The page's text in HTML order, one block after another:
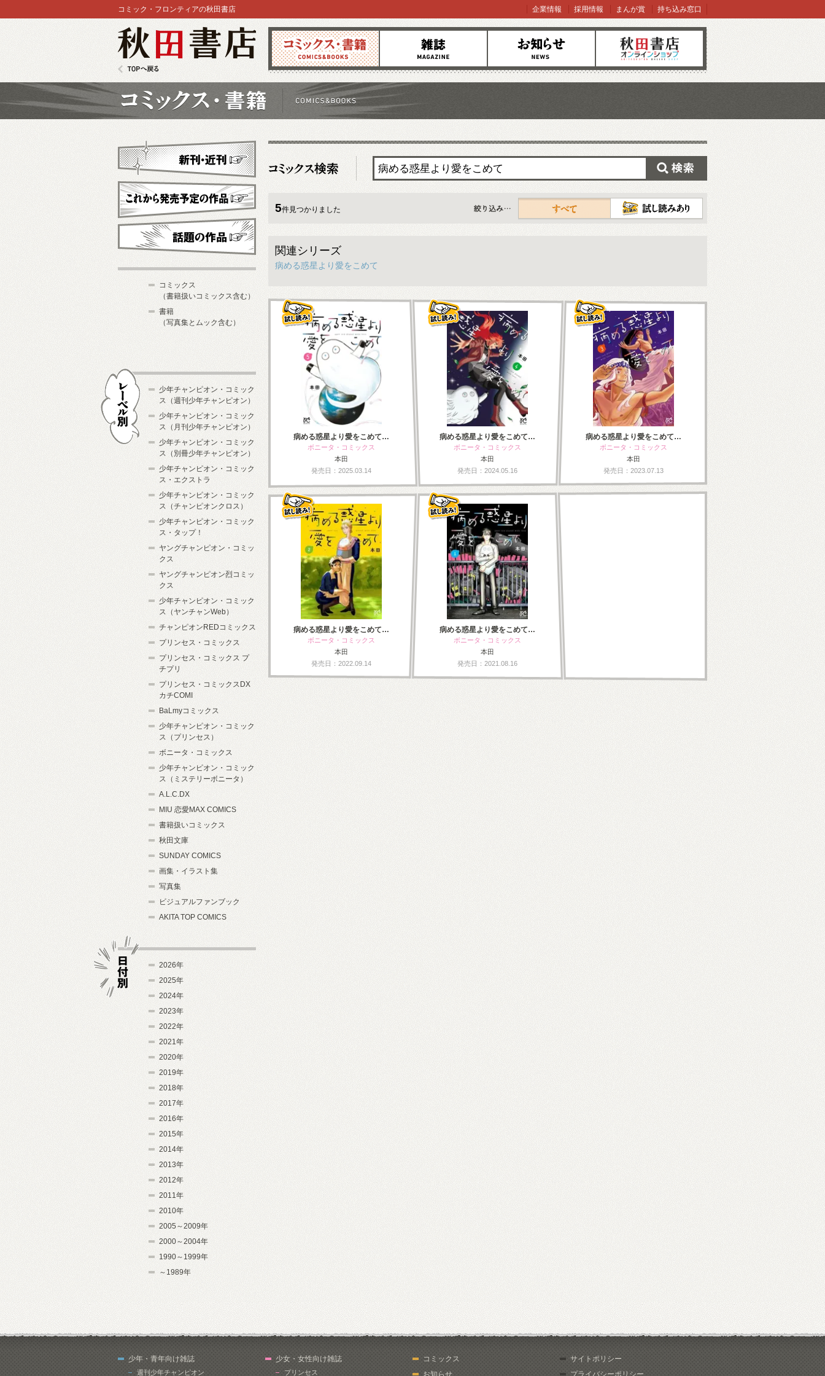
コミックス 雑誌 お知らせ オンラインショップ
コミック・フロンティアの秋田書店 企業情報 採用情報 まんが賞 持ち込み窓口
5件見つかりました
すべて
関連シリーズ
病める惑星より愛をこめて
病める惑星より愛をこめて…
ボニータ・コミックス
本田
発売日：2025.03.14
病める惑星より愛をこめて…
ボニータ・コミックス
本田
発売日：2024.05.16
病める惑星より愛をこめて…
ボニータ・コミックス
本田
発売日：2023.07.13
病める惑星より愛をこめて…
ボニータ・コミックス
本田
発売日：2022.09.14
病める惑星より愛をこめて…
ボニータ・コミックス
本田
発売日：2021.08.16
新刊・近刊
これから発売予定
コミックス
（書籍扱いコミックス含む）
書籍
（写真集とムック含む）
少年チャンピオン・コミック
ス（週刊少年チャンピオン）
少年チャンピオン・コミック
ス（月刊少年チャンピオン）
少年チャンピオン・コミック
ス（別冊少年チャンピオン）
少年チャンピオン・コミック
ス・エクストラ
少年チャンピオン・コミック
ス（チャンピオンクロス）
少年チャンピオン・コミック
ス・タップ！
ヤングチャンピオン・コミッ
クス
ヤングチャンピオン烈コミッ
クス
少年チャンピオン・コミック
ス（ヤンチャンWeb）
チャンピオンREDコミックス
プリンセス・コミックス
プリンセス・コミックス プ
チプリ
プリンセス・コミックスDX
カチCOMI
BaLmyコミックス
少年チャンピオン・コミック
ス（プリンセス）
ボニータ・コミックス
少年チャンピオン・コミック
ス（ミステリーボニータ）
A.L.C.DX
MIU 恋愛MAX COMICS
書籍扱いコミックス
秋田文庫
SUNDAY COMICS
画集・イラスト集
写真集
ビジュアルファンブック
AKITA TOP COMICS
2026年
2025年
2024年
2023年
2022年
2021年
2020年
2019年
2018年
2017年
2016年
2015年
2014年
2013年
2012年
2011年
2010年
2005～2009年
2000～2004年
1990～1999年
～1989年
少年・青年向け雑誌
週刊少年チャンピオン
少女・女性向け雑誌
プリンセス
コミックス
お知らせ
サイトポリシー
プライバシーポリシー